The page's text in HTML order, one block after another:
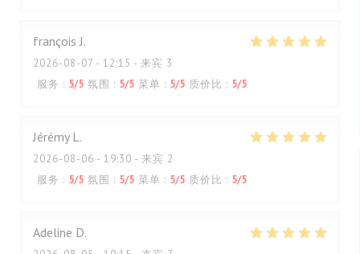
françois J
2026-08-07 - 12:15 - 来宾 3
服务 : 5/5 氛围 : 5/5 菜单 : 5/5 质价比 : 5/5
Jérémy L
2026-08-06 - 19:30 - 来宾 2
服务 : 5/5 氛围 : 5/5 菜单 : 5/5 质价比 : 5/5
Adeline D